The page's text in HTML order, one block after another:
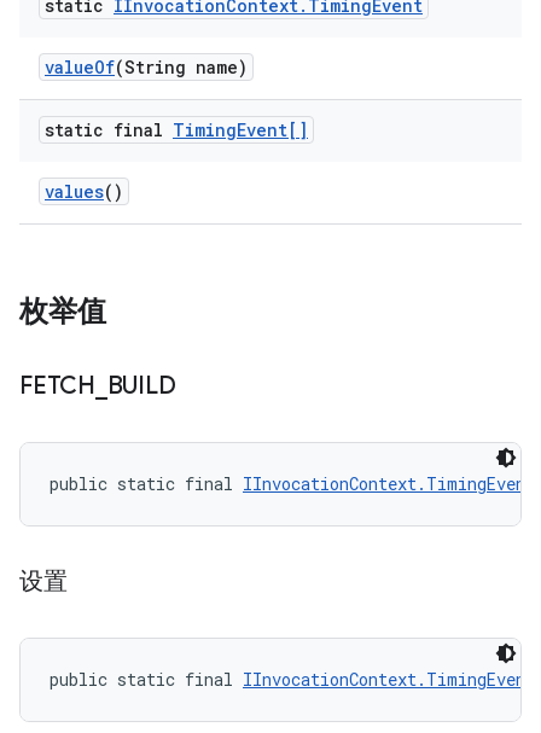
static IInvocationContext. TimingEvent
valueOf(String name)
static final TimingEvent[]
values()
枚举值
FETCH BUILD
public static final IInvocationContext.TimingEvent
设置
public static final IInvocationContext.TimingEvent